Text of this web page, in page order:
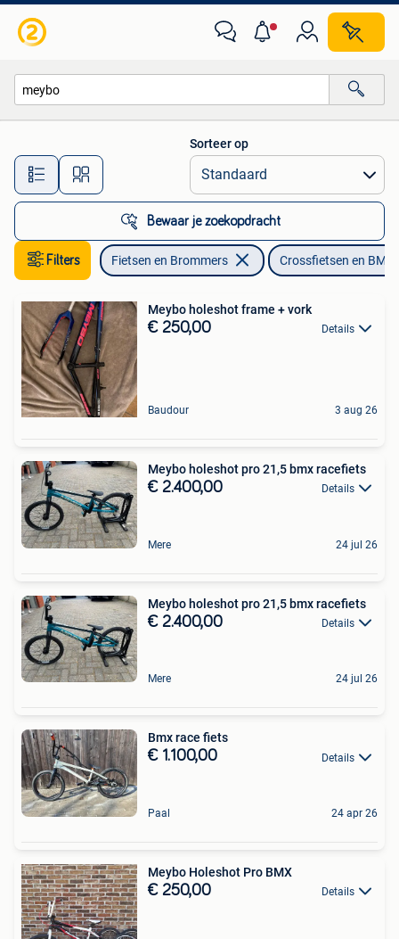
Alle afstanden…
Sorteer op
Bewaar je zoekopdracht
Filters Fietsen en Brommers Crossfietsen en BMX
Meybo holeshot frame + vork
€ 250,00 Details
Baudour 3 aug 26
Meybo holeshot pro 21,5 bmx racefiets
€ 2.400,00 Details
Mere 24 jul 26
Meybo holeshot pro 21,5 bmx racefiets
€ 2.400,00 Details
Mere 24 jul 26
Bmx race fiets
€ 1.100,00 Details
Paal 24 apr 26
Meybo Holeshot Pro BMX
€ 250,00 Details